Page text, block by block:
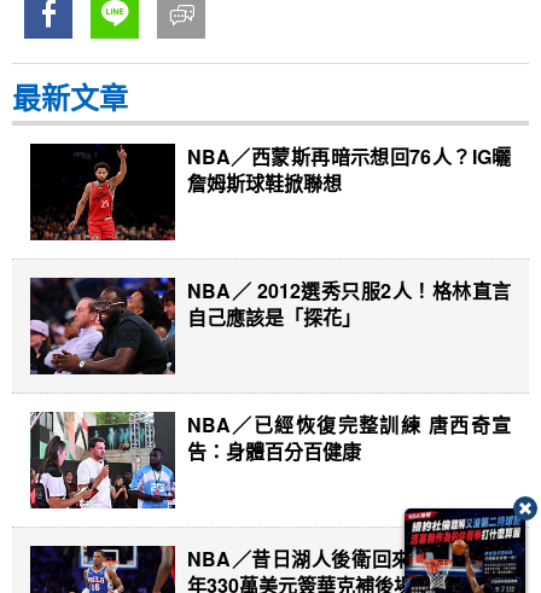
最新文章
NBA／西蒙斯再暗示想回76人？IG曬
詹姆斯球鞋掀聯想
NBA／ 2012選秀只服2人！格林直言
自己應該是「探花」
NBA／已經恢復完整訓練 唐西奇宣
告：身體百分百健康
NBA／昔日湖人後衛回來了！金塊一
年330萬美元簽華克補後場深度